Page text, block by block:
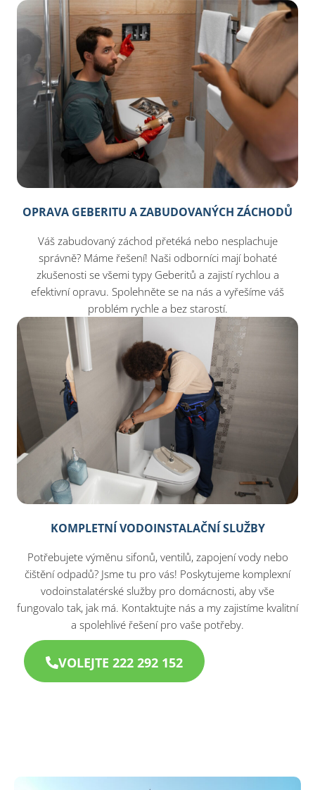
OPRAVA GEBERITU A ZABUDOVANÝCH ZÁCHODŮ
Váš zabudovaný záchod přetéká nebo nesplachuje
správně? Máme řešení! Naši odborníci mají bohaté
zkušenosti se všemi typy Geberitů a zajistí rychlou a
efektivní opravu. Spolehněte se na nás a vyřešíme váš
problém rychle a bez starostí.
KOMPLETNÍ VODOINSTALAČNÍ SLUŽBY
Potřebujete výměnu sifonů, ventilů, zapojení vody nebo
čištění odpadů? Jsme tu pro vás! Poskytujeme komplexní
vodoinstalatérské služby pro domácnosti, aby vše
fungovalo tak, jak má. Kontaktujte nás a my zajistíme kvalitní
a spolehlivé řešení pro vaše potřeby.
VOLEJTE 222 292 152